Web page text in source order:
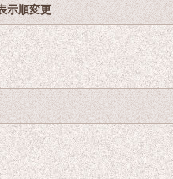
示順変更